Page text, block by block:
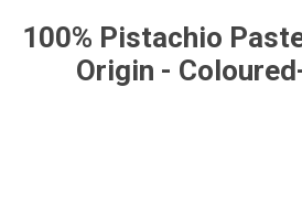
100% Pistachio
Origin -